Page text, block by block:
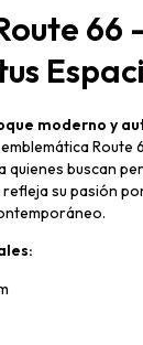
66
moderno y
Route
quienes buscan
su pasión